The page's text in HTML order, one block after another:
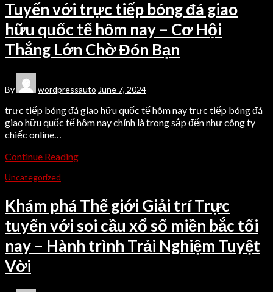
Tuyến với trực tiếp bóng đá giao
hữu quốc tế hôm nay – Cơ Hội
Thắng Lớn Chờ Đón Bạn
By wordpressauto June 7, 2024
trực tiếp bóng đá giao hữu quốc tế hôm nay trực tiếp bóng đá
giao hữu quốc tế hôm nay chính là trong sắp đến như công ty
chiếc online…
Continue Reading
Uncategorized
Khám phá Thế giới Giải trí Trực
tuyến với soi cầu xổ số miền bắc tối
nay – Hành trình Trải Nghiệm Tuyệt
Vời